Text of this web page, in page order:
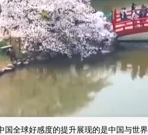
国全球好感度的提升展现的是中国与世界